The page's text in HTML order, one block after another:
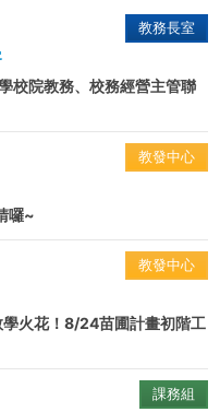
教務長室
校院教務、校務經營主管聯
教發中心
囉~
教發中心
學火花！8/24苗圃計畫初階工
課務組